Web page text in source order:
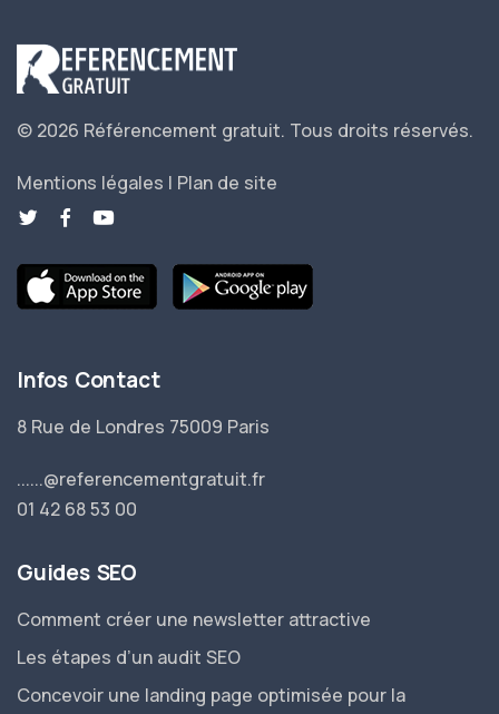
© 2026 Référencement gratuit. Tous droits réservés.
Mentions légales | Plan de site
Infos Contact
8 Rue de Londres 75009 Paris
......@referencementgratuit.fr
01 42 68 53 00
Guides SEO
Comment créer une newsletter attractive
Les étapes d’un audit SEO
Concevoir une landing page optimisée pour la